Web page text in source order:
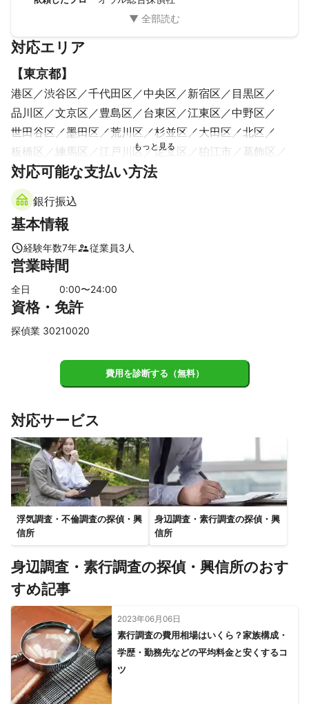
と思い婚前調査をしたいと思って探偵を探しました。
色々と聞いてみましたが予算オーバーなことが多い中オウル
様にアドバイスしくれた上に、調査のオマケもしていただき
対応エリア
【東京都】
港区 渋谷区 千代田区 中央区 新宿区
目黒区
品川区
文京区 豊島区 台東区 江東区
中野区
世田谷区
墨田区 荒川区 杉並区 大田区
北区
板橋区
練馬区 江戸川区 足立区 狛江市
葛飾区
三鷹市
調布市 武蔵野市 西東京市
稲城市
国分寺市
東村山市
日野市
立川市
福生市
羽村市 八王子市
青梅市
檜原村
【千葉県】
浦安市 市川市
流山市
柏市 白井市
富津市 栄町 酒々井町 長柄町
君津市
富里市 長南町 東金市 茂原市
大網白里市
白子町
大多喜町
鴨川市
多古町 横芝光町 いすみ市
南房総市
匝瑳市 御宿町 香取市 館山市
旭市
東庄町
銚子市
【埼玉県】
和光市 戸田市 蕨市 川口市 朝霞市
草加市
八潮市
志木市
越谷市
所沢市 吉川市 さいたま市
ふじみ野市
松伏町
川越市 狭山市 上尾市 春日部市
入間市
蓮田市
伊奈町
川島町
鶴ヶ島市 日高市 北本市
久喜市
毛呂山町 吉見町 鴻巣市 鳩山町
飯能市
東松山市
越生町 加須市 滑川町
ときがわ町
嵐山町
行田市 羽生市
熊谷市
寄居町 深谷市
対応可能な支払い方法
銀行振込
基本情報
経験年数7年 従業員3 人
営業時間
全日 0:00〜24:00
資格・免許
探偵業 30210020
費用を診断する（無料）
対応サービス
浮気調査・不倫調査の探偵・興
信所
身辺調査・素行調査の探偵・興
信所
身辺調査・素行調査の探偵・興信所のおす
すめ記事
2023年06月06日
素行調査の費用相場はいくら？家族構成・
学歴・勤務先などの平均料金と安くするコ
ツ